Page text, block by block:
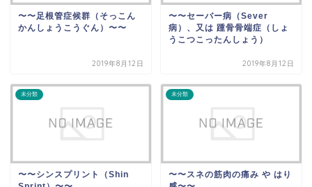
〜〜足根管症候群（そっこん
かんしょうこうぐん）〜〜
2019年8月12日
〜〜セーバー病（Sever
病）、又は 踵骨骨端症（しょ
うこつこったんしょう）
2019年8月12日
未分類
〜〜シンスプリント（Shin
未分類
〜〜スネの筋肉の痛み や はり